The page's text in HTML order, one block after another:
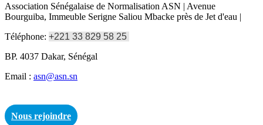
Association Sénégalaise de Normalisation ASN | Avenue
Bourguiba, Immeuble Serigne Saliou Mbacke près de Jet d'eau |
Téléphone: +221 33 829 58 25
BP. 4037 Dakar, Sénégal
Email : asn@asn.sn
Nous rejoindre